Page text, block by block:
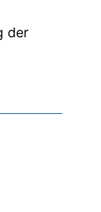
der